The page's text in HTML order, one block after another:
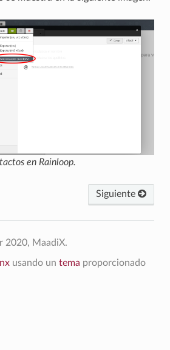
en Rainloop.
Siguiente
2020, MaadiX.
usando un tema proporcionado